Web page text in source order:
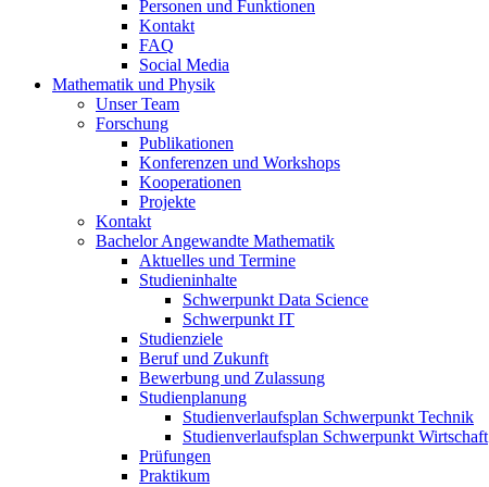
Personen und Funktionen
Kontakt
FAQ
Social Media
Mathematik und Physik
Unser Team
Forschung
Publikationen
Konferenzen und Workshops
Kooperationen
Projekte
Kontakt
Bachelor Angewandte Mathematik
Aktuelles und Termine
Studieninhalte
Schwerpunkt Data Science
Schwerpunkt IT
Studienziele
Beruf und Zukunft
Bewerbung und Zulassung
Studienplanung
Studienverlaufsplan Schwerpunkt Technik
Studienverlaufsplan Schwerpunkt Wirtschaft
Prüfungen
Praktikum